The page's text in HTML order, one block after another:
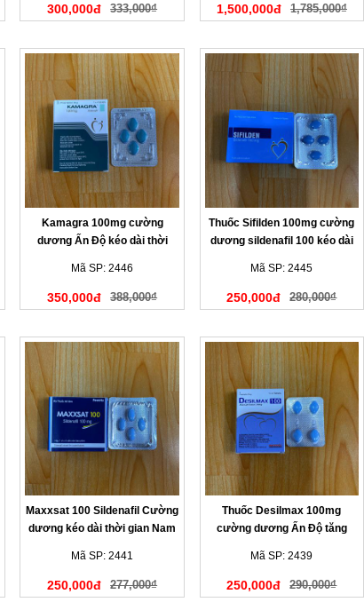
300,000đ 333,000₫ 1,500,000đ 1,785,000₫
Kamagra 100mg cường
dương Ấn Độ kéo dài thời
Mã SP: 2446
350,000đ 388,000₫
Thuốc Sifilden 100mg cường
dương sildenafil 100 kéo dài
Mã SP: 2445
250,000đ 280,000₫
Maxxsat 100 Sildenafil Cường
dương kéo dài thời gian Nam
Mã SP: 2441
250,000đ 277,000₫
Thuốc Desilmax 100mg
cường dương Ấn Độ tăng
Mã SP: 2439
250,000đ 290,000₫